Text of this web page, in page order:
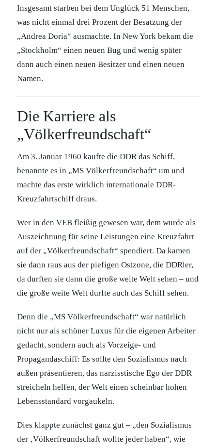
Insgesamt starben bei dem Unglück 51 Menschen,
was nicht einmal drei Prozent der Besatzung der
„Andrea Doria“ ausmachte. In New York bekam die
„Stockholm“ einen neuen Bug und wenig später
dann auch einen neuen Besitzer und einen neuen
Namen.
Die Karriere als
„Völkerfreundschaft“
Am 3. Januar 1960 kaufte die DDR das Schiff,
benannte es in „MS Völkerfreundschaft“ um und
machte das erste wirklich internationale DDR-
Kreuzfahrtschiff draus.
Wer in den VEB fleißig gewesen war, dem wurde als
Auszeichnung für seine Leistungen eine Kreuzfahrt
auf der „Völkerfreundschaft“ spendiert. Da kamen
sie dann raus aus der piefigen Ostzone, die DDRler,
da durften sie dann die große weite Welt sehen – und
die große weite Welt durfte auch das Schiff sehen.
Denn die „MS Völkerfreundschaft“ war natürlich
nicht nur als schöner Luxus für die eigenen Arbeiter
gedacht, sondern auch als Vorzeige- und
Propagandaschiff: Es sollte den Sozialismus nach
außen präsentieren, das narzisstische Ego der DDR
streicheln helfen, der Welt einen scheinbar hohen
Lebensstandard vorgaukeln.
Dies klappte zunächst ganz gut – „den Sozialismus
der ‚Völkerfreundschaft wollte jeder haben“, wie